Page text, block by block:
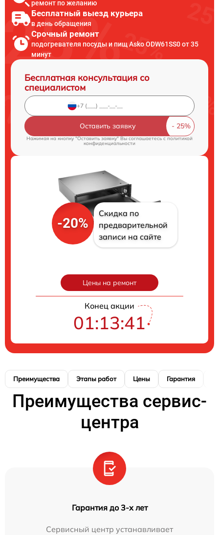
ремонт по желанию
Бесплатный выезд курьера
в день обращения
Срочный ремонт
подогревателя посуды и пищ Asko ODW61SS0 от 35
минут
Бесплатная консультация со
специалистом
Оставить заявку
Нажимая на кнопку "Оставить заявку" Вы соглашаетесь cполитикой
конфиденциальности
-20%
Скидка по
предварительной
записи на сайте
Цены на ремонт
Конец акции
01:13:40
Преимущества Этапы работ Цены Гарантия
Преимущества сервис-
центра
Гарантия до 3-х лет
Сервисный центр устанавливает